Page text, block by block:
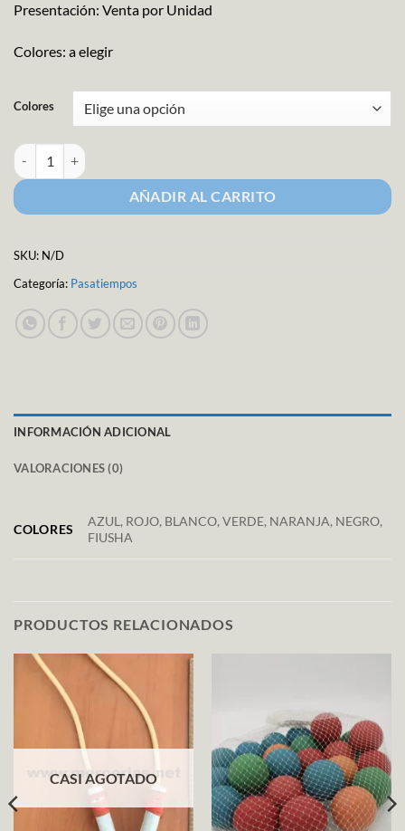
Presentación: Venta por Unidad
Colores: a elegir
Colores
Balero Spinner Mate cantidad
AÑADIR AL CARRITO
SKU: N/D
Categoría: Pasatiempos
INFORMACIÓN ADICIONAL
VALORACIONES (0)
COLORES
AZUL, ROJO, BLANCO, VERDE, NARANJA, NEGRO,
FIUSHA
PRODUCTOS RELACIONADOS
CASI AGOTADO